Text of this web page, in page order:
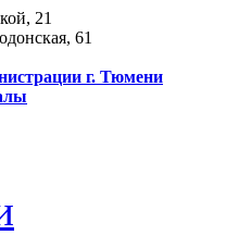
21
61
г. Тюмени